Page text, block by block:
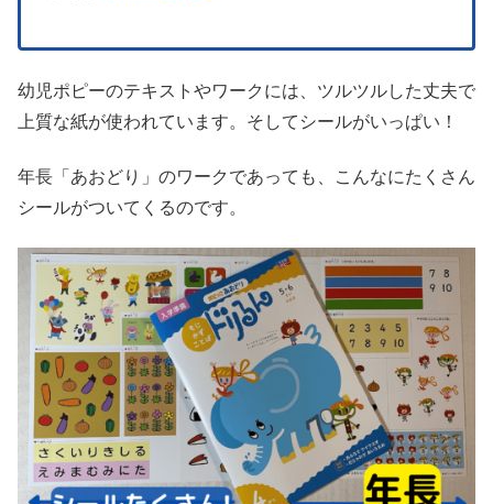
幼児ポピーのテキストやワークには、ツルツルした丈夫で
上質な紙が使われています。そしてシールがいっぱい！
年長「あおどり」のワークであっても、こんなにたくさん
シールがついてくるのです。